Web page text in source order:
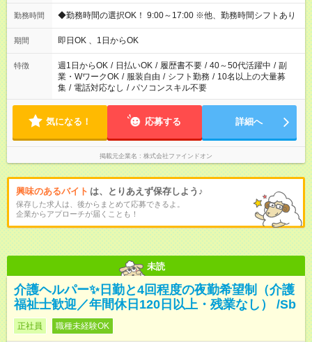
勤務時間 ◆勤務時間の選択OK！ 9:00～17:00 ※他、勤務時間シフトあり
期間 即日OK 、1日からOK
特徴 週1日からOK / 日払いOK / 履歴書不要 / 40～50代活躍中 / 副
業・WワークOK / 服装自由 / シフト勤務 / 10名以上の大量募
集 / 電話対応なし / パソコンスキル不要
気になる！ 応募する 詳細へ
掲載元企業名 株式会社ファインドオン
興味のあるバイト は、とりあえず保存しよう♪
保存した求人は、後からまとめて応募できるよ。
企業からアプローチが届くことも！
未読
介護ヘルパー✨日勤と4回程度の夜勤希望制（介護
福祉士歓迎／年間休日120日以上・残業なし） /Sb
正社員 職種未経験OK